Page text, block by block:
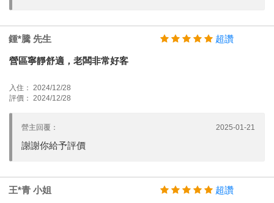
鍾*騰 先生 超讚
營區寧靜舒適，老闆非常好客
入住： 2024/12/28
評價： 2024/12/28
營主回覆： 2025-01-21
謝謝你給予評價
王*青 小姐 超讚